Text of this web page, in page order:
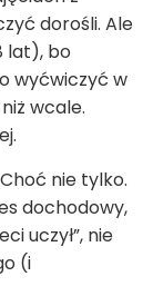
dorośli. Ale
lat), bo
wyćwiczyć w
wcale.
nie tylko.
dochodowy,
uczył”, nie
(i